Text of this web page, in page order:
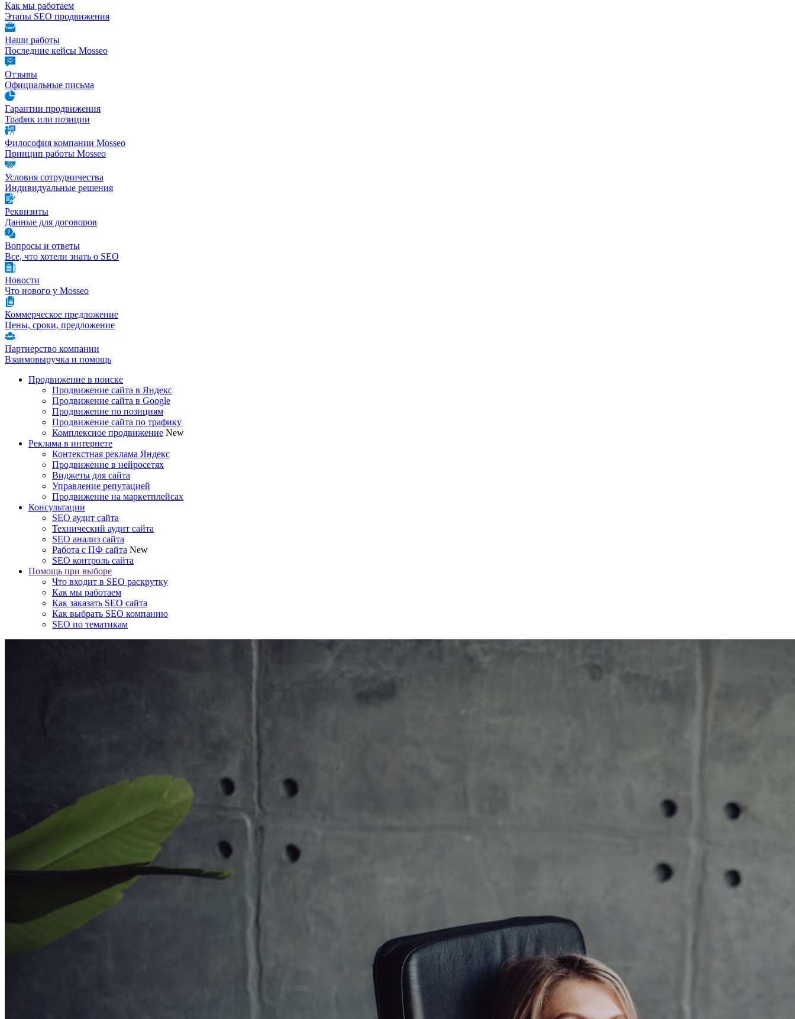
Как мы работаем
Этапы SEO продвижения
Наши работы
Последние кейсы Mosseo
Отзывы
Официальные письма
Гарантии продвижения
Трафик или позиции
Философия компании Mosseo
Принцип работы Mosseo
Условия сотрудничества
Индивидуальные решения
Реквизиты
Данные для договоров
Вопросы и ответы
Все, что хотели знать о SEO
Новости
Что нового у Mosseo
Коммерческое предложение
Цены, сроки, предложение
Партнерство компании
Взаимовыручка и помощь
Продвижение в поиске
Продвижение сайта в Яндекс
Продвижение сайта в Google
Продвижение по позициям
Продвижение сайта по трафику
Комплексное продвижение New
Реклама в интернете
Контекстная реклама Яндекс
Продвижение в нейросетях
Виджеты для сайта
Управление репутацией
Продвижение на маркетплейсах
Консультации
SEO аудит сайта
Технический аудит сайта
SEO анализ сайта
Работа с ПФ сайта New
SEO контроль сайта
Помощь при выборе
Что входит в SEO раскрутку
Как мы работаем
Как заказать SEO сайта
Как выбрать SEO компанию
SEO по тематикам